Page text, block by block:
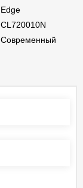
Edge
CL720010N
Современный